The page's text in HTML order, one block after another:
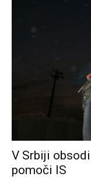
V Srbiji
pomoči IS